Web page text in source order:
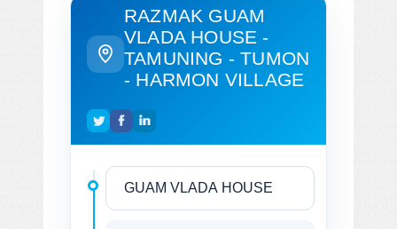
RAZMAK GUAM
VLADA HOUSE -
TAMUNING - TUMON
- HARMON VILLAGE